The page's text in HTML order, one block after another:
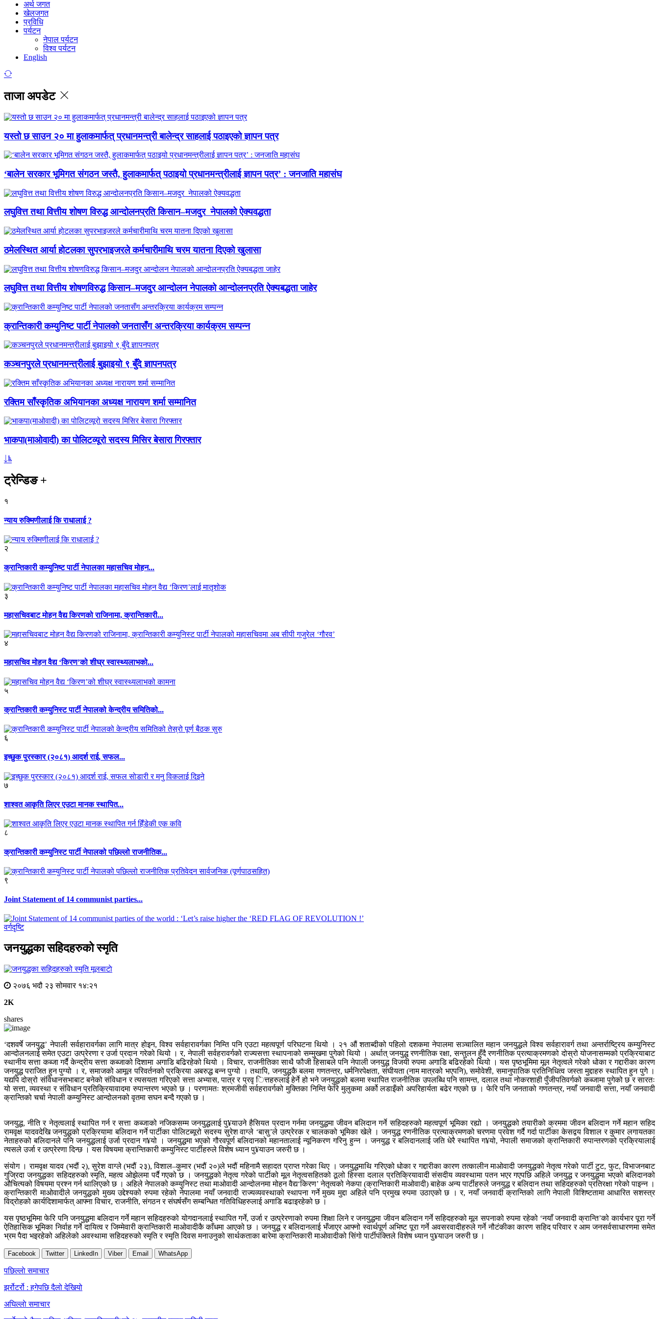
अर्थ जगत
खेलजगत
प्रविधि
पर्यटन
नेपाल पर्यटन
विश्व पर्यटन
English
ताजा अपडेट
यस्तो छ साउन २० मा हुलाकमार्फत् प्रधानमन्त्री बालेन्द्र साहलाई पठाइएको ज्ञापन पत्र
‘बालेन सरकार भूमिगत संगठन जस्तै, हुलाकमार्फत् पठाइयो प्रधानमन्त्रीलाई ज्ञापन पत्र’ : जनजाति महासंघ
लघुवित्त तथा वित्तीय शोषण विरुद्ध आन्दोलनप्रति किसान–मजदुर नेपालको ऐक्यवद्धता
ठमेलस्थित आर्या होटलका सुपरभाइजरले कर्मचारीमाथि चरम यातना दिएको खुलासा
लघुवित्त तथा वित्तीय शोषणविरुद्ध किसान–मजदुर आन्दोलन नेपालको आन्दोलनप्रति ऐक्यबद्धता जाहेर
क्रान्तिकारी कम्युनिष्ट पार्टी नेपालको जनतासँग अन्तरक्रिया कार्यक्रम सम्पन्न
कञ्चनपुरले प्रधानमन्त्रीलाई बुझाइयो ९ बुँदे ज्ञापनपत्र
रक्तिम साँस्कृतिक अभियानका अध्यक्ष नारायण शर्मा सम्मानित
भाकपा(माओवादी) का पोलिटव्यूरो सदस्य मिसिर बेसारा गिरफ्तार
ट्रेन्डिङ+
१
न्याय रुक्मिणीलाई कि राधालाई ?
२
क्रान्तिकारी कम्युनिष्ट पार्टी नेपालका महासचिव मोहन...
३
महासचिवबाट मोहन वैद्य किरणको राजिनामा, क्रान्तिकारी...
४
महासचिव मोहन वैद्य ‘किरण’को शीघ्र स्वास्थ्यलाभको...
५
क्रान्तिकारी कम्युनिस्ट पार्टी नेपालको केन्द्रीय समितिको...
६
इच्छुक पुरस्कार (२०८१) आदर्श राई, सफल...
७
शाश्वत आकृति लिएर एउटा मानक स्थापित...
८
क्रान्तिकारी कम्युनिस्ट पार्टी नेपालको पछिल्लो राजनीतिक...
९
Joint Statement of 14 communist parties...
वर्गदृष्टि
जनयुद्धका सहिदहरुको स्मृति
मूलबाटाे
२०७६ भदौ २३ सोमवार १४:२१
2K
shares
‘दशवर्षे जनयुद्ध’ नेपाली सर्वहारावर्गका लागि मात्र होइन, विश्व सर्वहारावर्गका निम्ति पनि एउटा महत्वपूर्ण परिघटना थियो । २१ औं शताब्दीको पहिलो दशकमा नेपालमा सञ्चालित महान जनयुद्धले विश्व सर्वहारावर्ग तथा अन्तर्राष्ट्रिय कम्युनिस्ट
आन्दोलनलाई समेत एउटा उत्प्रेरणा र उर्जा प्रदान गरेको थियो । र, नेपाली सर्वहरावर्गको राज्यसत्ता स्थापनाको सम्मुखमा पुगेको थियो । अर्थात् जनयुद्ध रणनीतिक रक्षा, सन्तुलन हुँदै रणनीतिक प्रत्याक्रमणको दोस्रो योजनासम्मको प्रक्रियाबाट
स्थानीय सत्ता कब्जा गर्दै केन्द्रीय सत्ता कब्जाको दिशामा अगाडि बढिरहेको थियो । विचार, राजनीतिका साथै फौजी हिसाबले पनि नेपाली जनयुद्ध विजयी रुपमा अगाडि बढिरहेको थियो । यस पृष्ठभूमिमा मूल नेतृत्वले गरेको धोका र गद्दारीका कारण
जनयुद्ध पराजित हुन पुग्यो । र, समाजको आमूल परिवर्तनको प्रक्रिया अबरुद्ध बन्न पुग्यो । तथापि, जनयुद्धकै बलमा गणतन्त्र, धर्मनिरपेक्षता, संघीयता (नाम मात्रको भएपनि), समोवेशी, समानुपातिक प्रतिनिधित्व जस्ता मुद्दाहरु स्थापित हुन पुगे ।
यद्यपि दोस्रो संविधानसभाबाट बनेको संविधान र त्यसयता गरिएको सत्ता अभ्यास, पात्र र प्रवृ ित्तहरुलाई हेर्ने हो भने जनयुद्धको बलमा स्थापित राजनीतिक उपलब्धि पनि सामन्त, दलाल तथा नोकरशाही पुँजीपतिवर्गको कब्जामा पुगेको छ र सारतः
यो सत्ता, व्यवस्था र संविधान प्रतिक्रियावादमा रुपान्तरण भएको छ । परणामतः श्रमजीवी सर्वहरावर्गको मुक्तिका निम्ति फेरि मुलुकमा अर्को लडाइँको अपरिहार्यता बढेर गएको छ । फेरि पनि जनताको गणतन्त्र, नयाँ जनवादी सत्ता, नयाँ जनवादी
क्रान्तिको चर्चा नेपाली कम्युनिस्ट आन्दोलनको वृतमा सघन बन्दै गएको छ ।
जनयुद्ध, नीति र नेतृत्वलाई स्थापित गर्न र सत्ता कब्जाको नजिकसम्म जनयुद्धलाई पु¥याउने हैसियत प्रदान गर्नमा जनयुद्धमा जीवन बलिदान गर्ने सहिदहरुको महत्वपूर्ण भूमिका रह्यो । जनयुद्धको तयारीको क्रममा जीवन बलिदान गर्ने महान सहिद
रामवृक्ष यादवदेखि जनयुद्धको प्रक्रियामा बलिदान गर्ने पार्टीका पोलिटब्यूरो सदस्य सुरेश वाग्ले ‘बासु’ले उत्प्रेरक र चालकको भूमिका खेले । जनयुद्ध रणनीतिक प्रत्याक्रमणको चरणमा प्रवेश गर्दै गर्दा पार्टीका केसद्वय विशाल र कुमार लगायतका
नेताहरुको बलिदानले पनि जनयुद्धलाई उर्जा प्रदान ग¥यो । जनयुद्धमा भएको गौरवपूर्ण बलिदानको महानतालाई न्यूनिकरण गरिनु हुन्न । जनयुद्ध र बलिदानलाई जति धेरै स्थापित ग¥यो, नेपाली समाजको क्रान्तिकारी रुपान्तरणको प्रक्रियालाई
त्यसले उर्जा र उत्प्रेरणा दिन्छ । यस विषयमा क्रान्तिकारी कम्युनिस्ट पार्टीहरुले विशेष ध्यान पु¥याउन जरुरी छ ।
संयोग । रामवृक्ष यादव (भदौं २), सुरेश वाग्ले (भदौं २३), विशाल–कुमार (भदौं २०)ले भदौं महिनामै सहादत प्राप्त गरेका थिए । जनयुद्धमाथि गरिएको धोका र गद्दारीका कारण तत्कालीन माओवादी जनयुद्धको नेतृत्व गरेको पार्टी टुट, फुट, विभाजनबाट
गुज्रिदा जनयुद्धका सहिदहरुको स्मृति, महत्व ओझेलमा पर्दै गएको छ । जनयुद्धको नेतृत्व गरेको पार्टीको मूल नेतृत्वसहितको ठूलो हिस्सा दलाल प्रतिक्रियावादी संसदीय व्यवस्थामा पतन भएर गएपछि अहिले जनयुद्ध र जनयुद्धमा भएको बलिदानको
औचित्यको विषयमा प्रश्न गर्न थालिएको छ । अहिले नेपालको कम्युनिस्ट तथा माओवादी आन्दोलनमा मोहन वैद्य‘किरण’ नेतृत्वको नेकपा (क्रान्तिकारी माओवादी) बाहेक अन्य पार्टीहरुले जनयुद्ध र बलिदान तथा सहिदहरुको प्रतिरक्षा गरेको पाइन्न ।
क्रान्तिकारी माओवादीले जनयुद्धको मुख्य उद्देश्यको रुपमा रहेको नेपालमा नयाँ जनवादी राज्यव्यवस्थाको स्थापना गर्ने मुख्य मुद्दा अहिले पनि प्रमुख रुपमा उठाएको छ । र, नयाँ जनवादी क्रान्तिको लागि नेपाली विशिष्टतामा आधारित सशस्त्र
विद्रोहको कार्यदिशामार्फत् आफ्ना विचार, राजनीति, संगठन र संघर्षसँग सम्बन्धित गतिविधिहरुलाई अगाडि बढाइरहेको छ ।
यस पृष्ठभूमिमा फेरि पनि जनयुद्धमा बलिदान गर्ने महान सहिदहरुको योगदानलाई स्थापित गर्ने, उर्जा र उत्प्रेरणाको रुपमा शिक्षा लिने र जनयुद्धमा जीवन बलिदान गर्ने सहिदहरुको मूल सपनाको रुपमा रहेको ‘नयाँ जनवादी क्रान्ति’को कार्यभार पूरा गर्ने
ऐतिहासिक भूमिका निर्वाह गर्ने दायित्व र जिम्मेवारी क्रान्तिकारी माओवादीकै काँधमा आएको छ । जनयुद्ध र बलिदानलाई भँजाएर आफ्नो स्वार्थपूर्ण अभिष्ट पूरा गर्ने अवसरवादीहरुले गर्ने नौटंकीका कारण सहिद परिवार र आम जनसर्वसाधारणमा समेत
भ्रम पैदा भइरहेको अहिलेको अवस्थामा सहिदहरुको स्मृति र स्मृति दिवस मनाउनुको सार्थकताका बारेमा क्रान्तिकारी माओवादीको सिंगो पार्टीपंक्तिले विशेष ध्यान पु¥याउन जरुरी छ ।
Facebook Twitter LinkedIn Viber Email WhatsApp
Post
navigation
पछिल्लाे समाचार
झर्रोटर्रो : हगेपछि दैलो देखियो
अघिल्लाे समाचार